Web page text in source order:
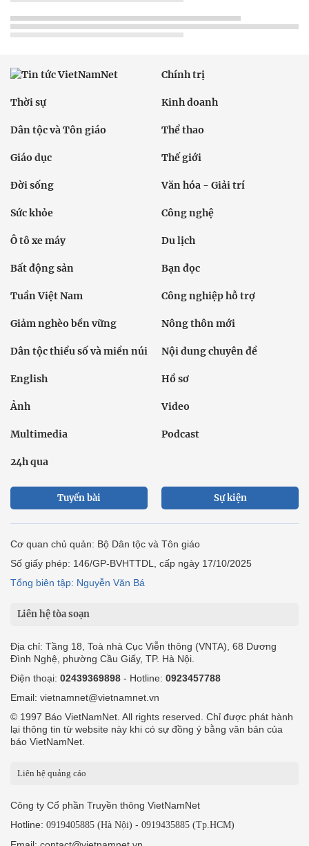
Chính trị
Thời sự Kinh doanh
Dân tộc và Tôn giáo Thể thao
Giáo dục Thế giới
Đời sống Văn hóa - Giải trí
Sức khỏe Công nghệ
Ô tô xe máy Du lịch
Bất động sản Bạn đọc
Tuần Việt Nam Công nghiệp hỗ trợ
Giảm nghèo bền vững Nông thôn mới
Dân tộc thiểu số và miền núi Nội dung chuyên đề
English Hồ sơ
Ảnh Video
Multimedia Podcast
24h qua
Tuyến bài Sự kiện
Cơ quan chủ quản: Bộ Dân tộc và Tôn giáo
Số giấy phép: 146/GP-BVHTTDL, cấp ngày 17/10/2025
Tổng biên tập: Nguyễn Văn Bá
Liên hệ tòa soạn
Địa chỉ: Tầng 18, Toà nhà Cục Viễn thông (VNTA), 68 Dương
Đình Nghệ, phường Cầu Giấy, TP. Hà Nội.
Điện thoại: 02439369898 - Hotline: 0923457788
Email: vietnamnet@vietnamnet.vn
© 1997 Báo VietNamNet. All rights reserved. Chỉ được phát hành
lại thông tin từ website này khi có sự đồng ý bằng văn bản của
báo VietNamNet.
Liên hệ quảng cáo
Công ty Cổ phần Truyền thông VietNamNet
Hotline: 0919405885 (Hà Nội) - 0919435885 (Tp.HCM)